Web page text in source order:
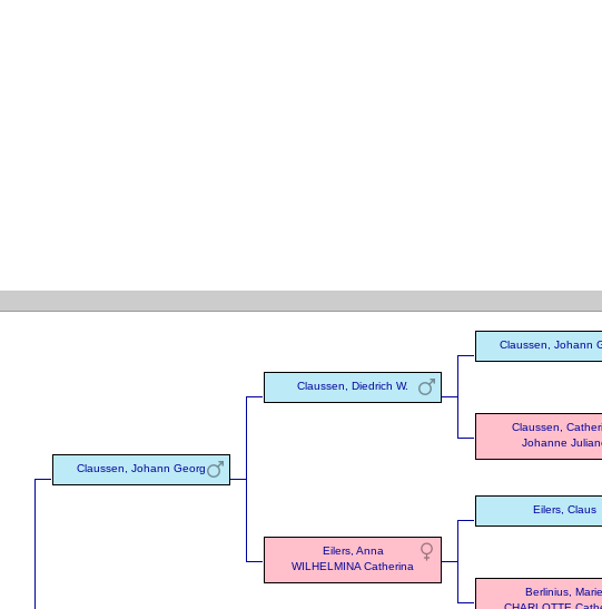
Claussen, Johann Georg
Claussen, Diedrich W.
Claussen, Johann
Claussen,
Johanne
Eilers, Anna
WILHELMINA Catherina
Eilers, Claus
Berlinius, Marie